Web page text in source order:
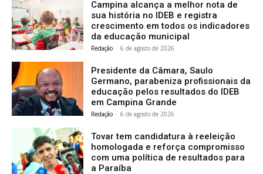
Campina alcança a melhor nota de
sua história no IDEB e registra
crescimento em todos os indicadores
da educação municipal
Redação - 6 de agosto de 2026
Presidente da Câmara, Saulo
Germano, parabeniza profissionais da
educação pelos resultados do IDEB
em Campina Grande
Redação - 6 de agosto de 2026
Tovar tem candidatura à reeleição
homologada e reforça compromisso
com uma política de resultados para
a Paraíba